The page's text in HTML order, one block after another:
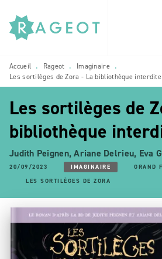
MENU RECHERCHE
PIED DE PAGE
Accueil • Rageot • Imaginaire •
Les sortilèges de Zora - La bibliothèque interdite
Les sortilèges de
bibliothèque
Judith Peignen,Ariane Delrieu, Eva
20/09/2023 IMAGINAIRE
GRAND
LES SORTILÈGES DE ZORA